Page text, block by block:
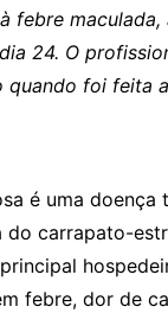
febre maculada,
24. O
quando foi feita
é uma doença
do carrapato-
febre, dor de